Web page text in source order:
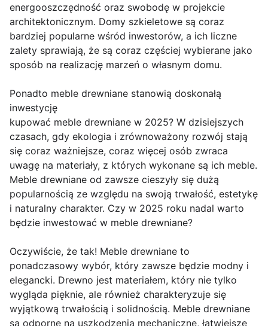
energooszczędność oraz swobodę w projekcie
architektonicznym. Domy szkieletowe są coraz
bardziej popularne wśród inwestorów, a ich liczne
zalety sprawiają, że są coraz częściej wybierane jako
sposób na realizację marzeń o własnym domu.
Ponadto meble drewniane stanowią doskonałą
inwestycję
kupować meble drewniane w 2025? W dzisiejszych
czasach, gdy ekologia i zrównoważony rozwój stają
się coraz ważniejsze, coraz więcej osób zwraca
uwagę na materiały, z których wykonane są ich meble.
Meble drewniane od zawsze cieszyły się dużą
popularnością ze względu na swoją trwałość, estetykę
i naturalny charakter. Czy w 2025 roku nadal warto
będzie inwestować w meble drewniane?
Oczywiście, że tak! Meble drewniane to
ponadczasowy wybór, który zawsze będzie modny i
elegancki. Drewno jest materiałem, który nie tylko
wygląda pięknie, ale również charakteryzuje się
wyjątkową trwałością i solidnością. Meble drewniane
są odporne na uszkodzenia mechaniczne, łatwiejsze